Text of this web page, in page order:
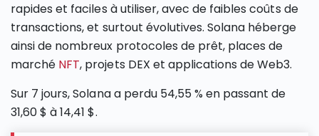
rapides et faciles à utiliser, avec de faibles coûts de
transactions, et surtout évolutives. Solana héberge
ainsi de nombreux protocoles de prêt, places de
marché NFT, projets DEX et applications de Web3.
Sur 7 jours, Solana a perdu 54,55 % en passant de
31,60 $ à 14,41 $.